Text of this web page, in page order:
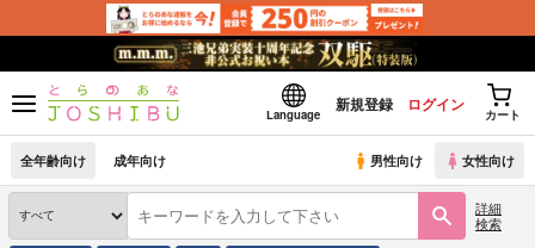
Language
新規登録 ログイン
カート
全年齢向け 成年向け 男性向け 女性向け
詳細
検索